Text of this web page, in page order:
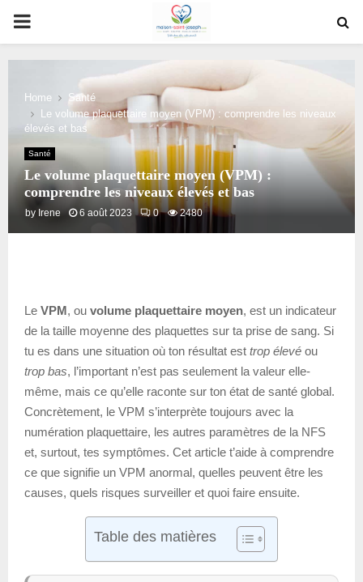
PRIMARY
MENU
Home
Santé
Le volume plaquettaire moyen (VPM) : comprendre les niveaux
élevés et bas
Santé
Le volume plaquettaire moyen (VPM) :
comprendre les niveaux élevés et bas
by Irene 6 août 2023 0 2480
Le VPM, ou volume plaquettaire moyen, est un indicateur
de la taille moyenne des plaquettes sur ta prise de sang. Si
tu es dans une situation où ton résultat est trop élevé ou
trop bas, l’important n’est pas seulement la valeur elle-
même, mais ce qu’elle raconte sur ton état de santé global.
Concrètement, le VPM s’interprète toujours avec la
numération plaquettaire, les autres paramètres de la NFS
et, surtout, tes symptômes. Cet article t’aide à comprendre
ce que signifie un VPM anormal, quelles peuvent être les
causes, quels risques surveiller et quoi faire ensuite.
Table des matières